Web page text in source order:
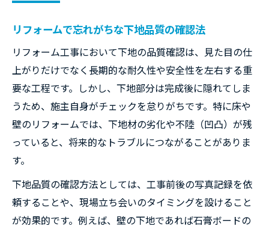
リフォームで忘れがちな下地品質の確認法
リフォーム工事において下地の品質確認は、見た目の仕
上がりだけでなく長期的な耐久性や安全性を左右する重
要な工程です。しかし、下地部分は完成後に隠れてしま
うため、施主自身がチェックを怠りがちです。特に床や
壁のリフォームでは、下地材の劣化や不陸（凹凸）が残
っていると、将来的なトラブルにつながることがありま
す。
下地品質の確認方法としては、工事前後の写真記録を依
頼することや、現場立ち会いのタイミングを設けること
が効果的です。例えば、壁の下地であれば石膏ボードの